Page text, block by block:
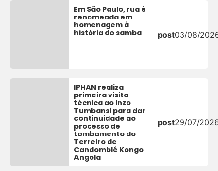
Em São Paulo, rua é
renomeada em
homenagem à
história do samba
post03/08/
IPHAN realiza
primeira visita
técnica ao Inzo
Tumbansi para dar
continuidade ao
processo de
tombamento do
Terreiro de
Candomblé Kongo
Angola
post29/07/